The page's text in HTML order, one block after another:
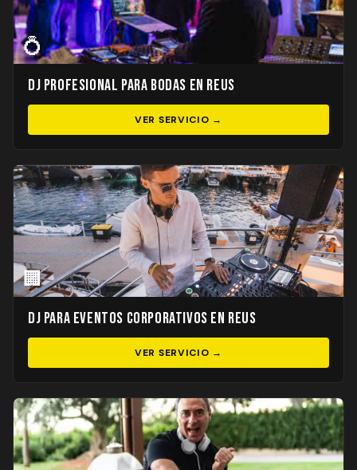
💍
DJ Profesional para Bodas en Reus
VER SERVICIO →
🏢
DJ para Eventos Corporativos en Reus
VER SERVICIO →